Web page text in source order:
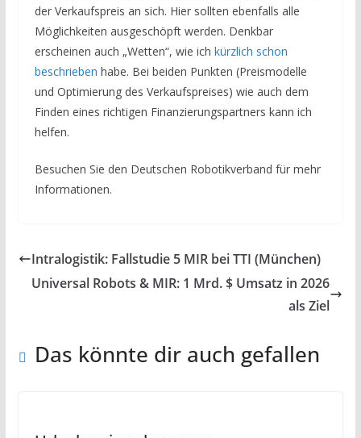
der Verkaufspreis an sich. Hier sollten ebenfalls alle
Möglichkeiten ausgeschöpft werden. Denkbar
erscheinen auch „Wetten“, wie ich kürzlich schon
beschrieben habe. Bei beiden Punkten (Preismodelle
und Optimierung des Verkaufspreises) wie auch dem
Finden eines richtigen Finanzierungspartners kann ich
helfen.
Besuchen Sie den Deutschen Robotikverband für mehr
Informationen.
Intralogistik: Fallstudie 5 MIR bei TTI (München)
Universal Robots & MIR: 1 Mrd. $ Umsatz in 2026
als Ziel
Das könnte dir auch gefallen